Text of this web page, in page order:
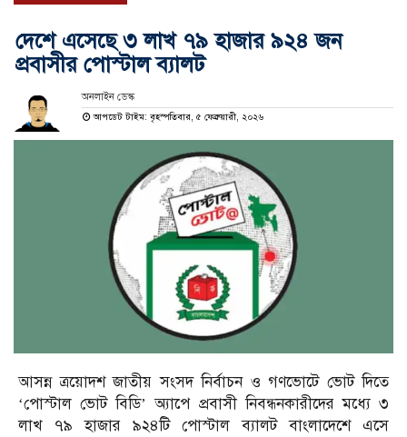
দেশে এসেছে ৩ লাখ ৭৯ হাজার ৯২৪ জন
প্রবাসীর পোস্টাল ব্যালট
অনলাইন ডেস্ক
আপডেট টাইম: বৃহস্পতিবার, ৫ ফেব্রুয়ারী, ২০২৬
আসন্ন ত্রয়োদশ জাতীয় সংসদ নির্বাচন ও গণভোটে ভোট দিতে
‘পোস্টাল ভোট বিডি’ অ্যাপে প্রবাসী নিবন্ধনকারীদের মধ্যে ৩
লাখ ৭৯ হাজার ৯২৪টি পোস্টাল ব্যালট বাংলাদেশে এসে